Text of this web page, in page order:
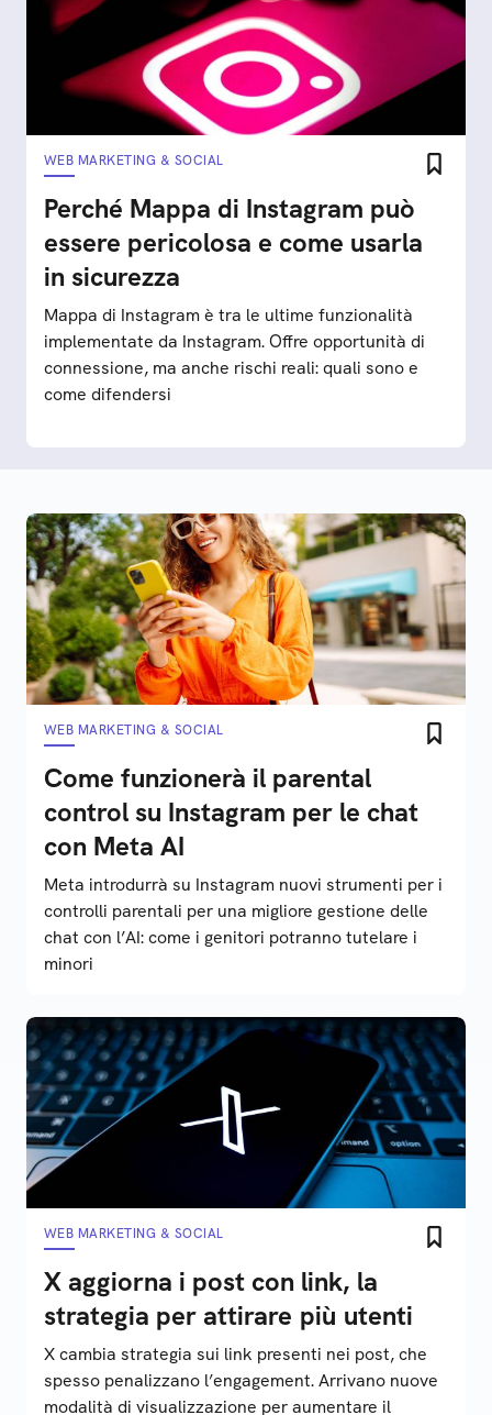
WEB MARKETING & SOCIAL
Perché Mappa di Instagram può
essere pericolosa e come usarla
in sicurezza
Mappa di Instagram è tra le ultime funzionalità
implementate da Instagram. Offre opportunità di
connessione, ma anche rischi reali: quali sono e
come difendersi
WEB MARKETING & SOCIAL
Come funzionerà il parental
control su Instagram per le chat
con Meta AI
Meta introdurrà su Instagram nuovi strumenti per i
controlli parentali per una migliore gestione delle
chat con l’AI: come i genitori potranno tutelare i
minori
WEB MARKETING & SOCIAL
X aggiorna i post con link, la
strategia per attirare più utenti
X cambia strategia sui link presenti nei post, che
spesso penalizzano l’engagement. Arrivano nuove
modalità di visualizzazione per aumentare il